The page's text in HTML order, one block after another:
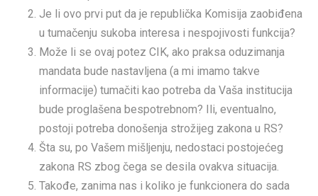
Je li ovo prvi put da je republička Komisija zaobiđena
u tumačenju sukoba interesa i nespojivosti funkcija?
Može li se ovaj potez CIK, ako praksa oduzimanja
mandata bude nastavljena (a mi imamo takve
informacije) tumačiti kao potreba da Vaša institucija
bude proglašena bespotrebnom? Ili, eventualno,
postoji potreba donošenja strožijeg zakona u RS?
Šta su, po Vašem mišljenju, nedostaci postojećeg
zakona RS zbog čega se desila ovakva situacija.
Takođe, zanima nas i koliko je funkcionera do sada